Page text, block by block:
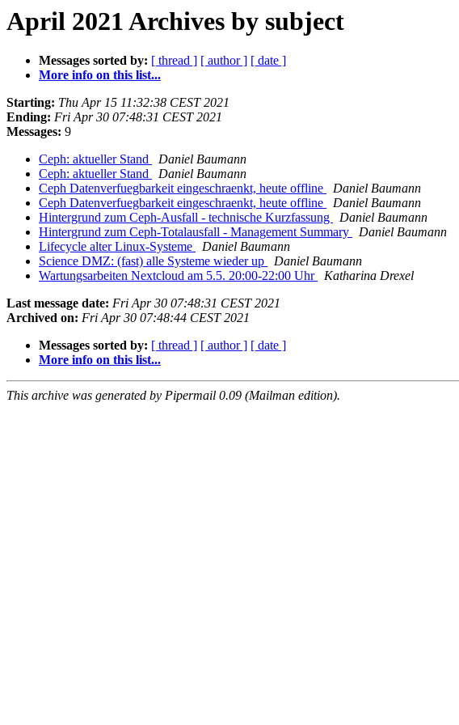
April 2021 Archives by subject
Messages sorted by: [ thread ] [ author ] [ date ]
More info on this list...
Starting: Thu Apr 15 11:32:38 CEST 2021
Ending: Fri Apr 30 07:48:31 CEST 2021
Messages: 9
Ceph: aktueller Stand
Daniel Baumann
Ceph: aktueller Stand
Daniel Baumann
Ceph Datenverfuegbarkeit eingeschraenkt, heute offline
Daniel Baumann
Ceph Datenverfuegbarkeit eingeschraenkt, heute offline
Daniel Baumann
Hintergrund zum Ceph-Ausfall - technische Kurzfassung
Daniel Baumann
Hintergrund zum Ceph-Totalausfall - Management Summary
Daniel Baumann
Lifecycle alter Linux-Systeme
Daniel Baumann
Science DMZ: (fast) alle Systeme wieder up
Daniel Baumann
Wartungsarbeiten Nextcloud am 5.5. 20:00-22:00 Uhr
Katharina Drexel
Last message date: Fri Apr 30 07:48:31 CEST 2021
Archived on: Fri Apr 30 07:48:44 CEST 2021
Messages sorted by: [ thread ] [ author ] [ date ]
More info on this list...
This archive was generated by Pipermail 0.09 (Mailman edition).